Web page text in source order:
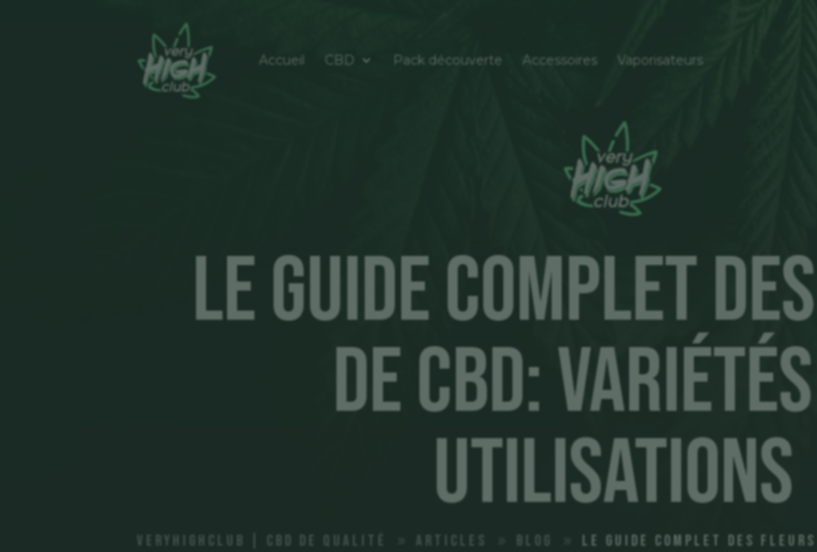
Accueil CBD Pack découverte Accessoires Vaporisateurs
Le Guide Complet
de CBD:
Utilisations
VeryHighClub | CBD de qualité Articles Le Guide Complet des